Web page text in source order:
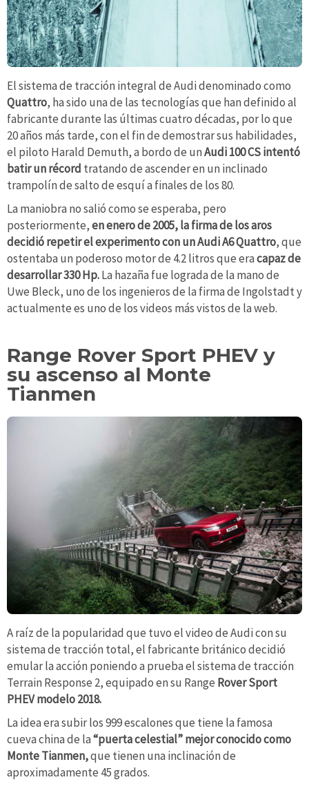
El sistema de tracción integral de Audi denominado como
Quattro, ha sido una de las tecnologías que han definido al
fabricante durante las últimas cuatro décadas, por lo que
20 años más tarde, con el fin de demostrar sus habilidades,
el piloto Harald Demuth, a bordo de unAudi 100 CS intentó
batir un récord tratando de ascender en un inclinado
trampolín de salto de esquí a finales de los 80.
La maniobra no salió como se esperaba, pero
posteriormente,en enero de 2005, la firma de los aros
decidió repetir el experimento con un Audi A6 Quattro, que
ostentaba un poderoso motor de 4.2 litros que eracapaz de
desarrollar 330 Hp.La hazaña fue lograda de la mano de
Uwe Bleck, uno de los ingenieros de la firma de Ingolstadt y
actualmente es uno de los videos más vistos de la web.
Range Rover Sport PHEV y
su ascenso al Monte
Tianmen
A raíz de la popularidad que tuvo el video de Audi con su
sistema de tracción total, el fabricante británico decidió
emular la acción poniendo a prueba el sistema de tracción
Terrain Response 2, equipado en su Range Rover Sport
PHEV modelo 2018.
La idea era subir los 999 escalones que tiene la famosa
cueva china de la“puerta celestial” mejor conocido como
Monte Tianmen,que tienen una inclinación de
aproximadamente 45 grados.